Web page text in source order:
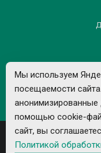
Правила
Политика
Мы используем
посещаемости
помощью cookie-
сайт, вы
Политикой